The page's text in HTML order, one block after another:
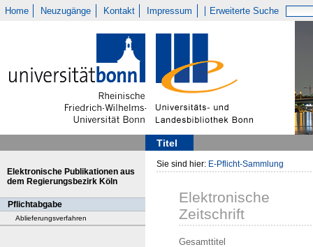
Home Neuzugänge Kontakt Impressum Erweiterte Suche
Titel
Elektronische Publikationen aus
dem Regierungsbezirk Köln
Pflichtabgabe
Ablieferungsverfahren
Sie sind hier: E-Pflicht-Sammlung
Elektronische
Zeitschrift
Gesamttitel